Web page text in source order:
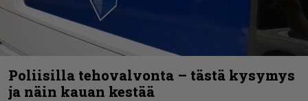
Poliisilla tehovalvonta – tästä kysymys
ja näin kauan kestää